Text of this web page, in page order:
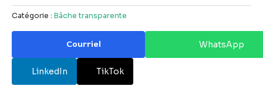
Catégorie : Bâche transparente
Courriel WhatsApp
LinkedIn TikTok